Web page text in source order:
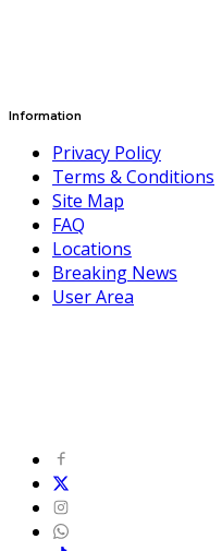
Information
Privacy Policy
Terms & Conditions
Site Map
FAQ
Locations
Breaking News
User Area